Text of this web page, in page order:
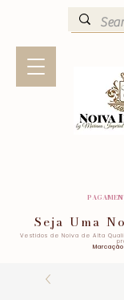
Seja Uma
Vestidos de Noiva de Alta